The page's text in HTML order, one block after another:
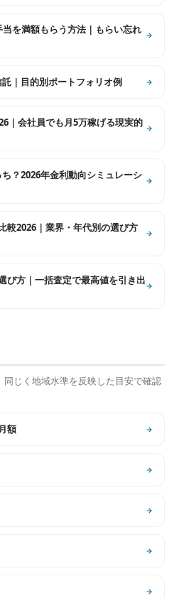
当を満額もらう方法｜もらい忘れ
｜目的別ポートフォリオ例
｜会社員でも月5万稼げる現実的
？2026年金利動向シミュレーシ
較2026｜業界・年代別の選び方
び方｜一括査定で最高値を引き出
同じく地域水準を反映した目安で確認
額